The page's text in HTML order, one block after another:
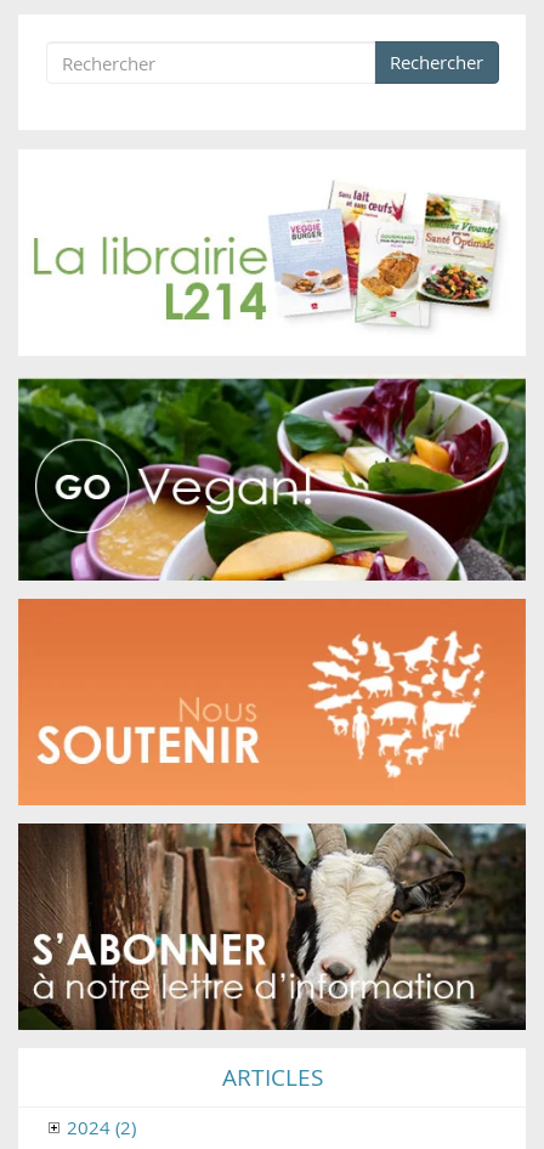
Formulaire de recherche
Rechercher
ARTICLES
2024 (2)